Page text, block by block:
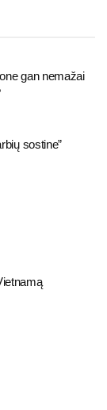
gan nemažai
sostine”